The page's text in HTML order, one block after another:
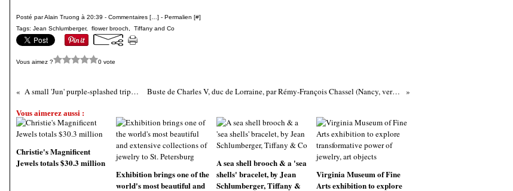
Posté par Alain Truong à 20:39 - Commentaires [ ] - Permalien [#]
Tags: Jean Schlumberger, flower brooch Tiffany and Co
Vous aimez ? 0 vote
A small 'Jun' purple-splashed tripod censer, Song dynasty Buste de Charles V, duc de Lorraine, par Rémy-François Chassel (Nancy, vers 1665 – Nancy 1752), France, époque Louis XV
Vous aimerez aussi :
Christie's Magnificent
Jewels totals $30.3 million
Exhibition brings one of the
world's most beautiful and
A sea shell brooch & a 'sea
shells' bracelet, by Jean
Schlumberger, Tiffany &
Virginia Museum of Fine
Arts exhibition to explore